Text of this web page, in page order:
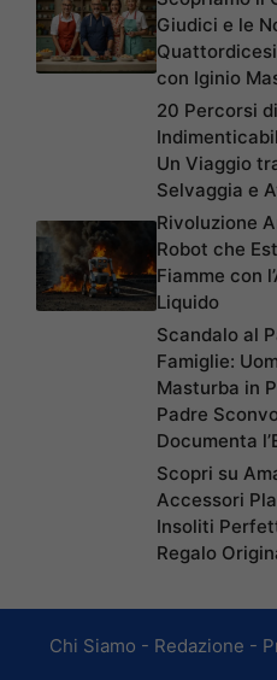
Giudici e le
con Iginio
20 Percorsi
Un Viaggio
Selvaggia e
Rivoluzione
Robot che
Fiamme con
Liquido
Scandalo al
Famiglie:
Masturba in
Padre
Documenta
Scopri su
Accessori
Insoliti
Regalo
Chi Siamo - Redazione -